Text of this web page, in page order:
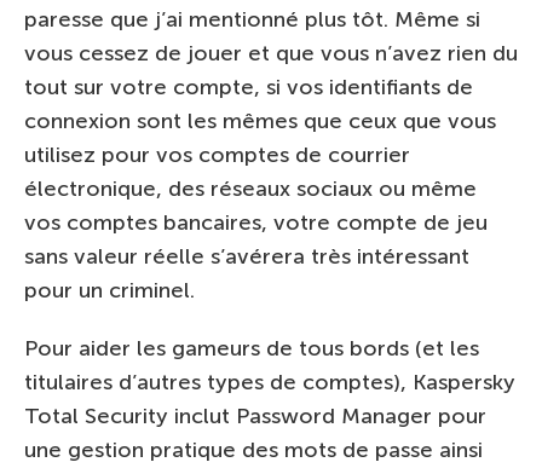
paresse que j’ai mentionné plus tôt. Même si
vous cessez de jouer et que vous n’avez rien du
tout sur votre compte, si vos identifiants de
connexion sont les mêmes que ceux que vous
utilisez pour vos comptes de courrier
électronique, des réseaux sociaux ou même
vos comptes bancaires, votre compte de jeu
sans valeur réelle s’avérera très intéressant
pour un criminel.
Pour aider les gameurs de tous bords (et les
titulaires d’autres types de comptes), Kaspersky
Total Security inclut Password Manager pour
une gestion pratique des mots de passe ainsi